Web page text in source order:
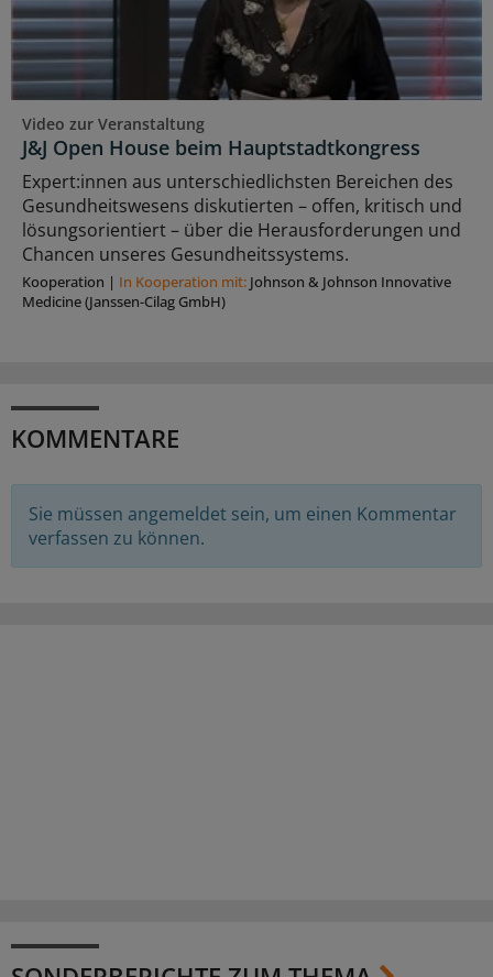
Video zur Veranstaltung
J&J Open House beim Hauptstadtkongress
Expert:innen aus unterschiedlichsten Bereichen des
Gesundheitswesens diskutierten – offen, kritisch und
lösungsorientiert – über die Herausforderungen und
Chancen unseres Gesundheitssystems.
Kooperation | In Kooperation mit: Johnson & Johnson Innovative
Medicine (Janssen-Cilag GmbH)
KOMMENTARE
Sie müssen angemeldet sein, um einen Kommentar
verfassen zu können.